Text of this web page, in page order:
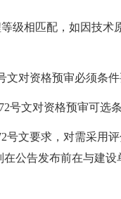
级相匹配，如因技术
对资格预审必须条件
号文对资格预审可选
号文要求，对需采用
公告发布前在与建设